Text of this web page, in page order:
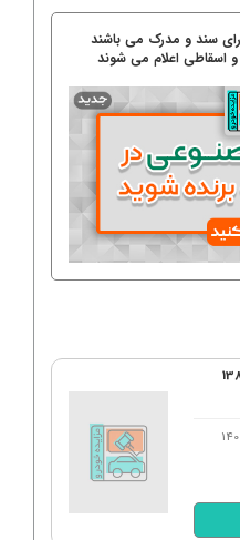
سند و مدرک می باشند
اسقاطی اعلام می شوند